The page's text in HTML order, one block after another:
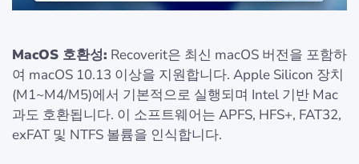
MacOS 호환성: Recoverit은 최신 macOS 버전을 포함하
여 macOS 10.13 이상을 지원합니다. Apple Silicon 장치
(M1~M4/M5)에서 기본적으로 실행되며 Intel 기반 Mac
과도 호환됩니다. 이 소프트웨어는 APFS, HFS+, FAT32,
exFAT 및 NTFS 볼륨을 인식합니다.